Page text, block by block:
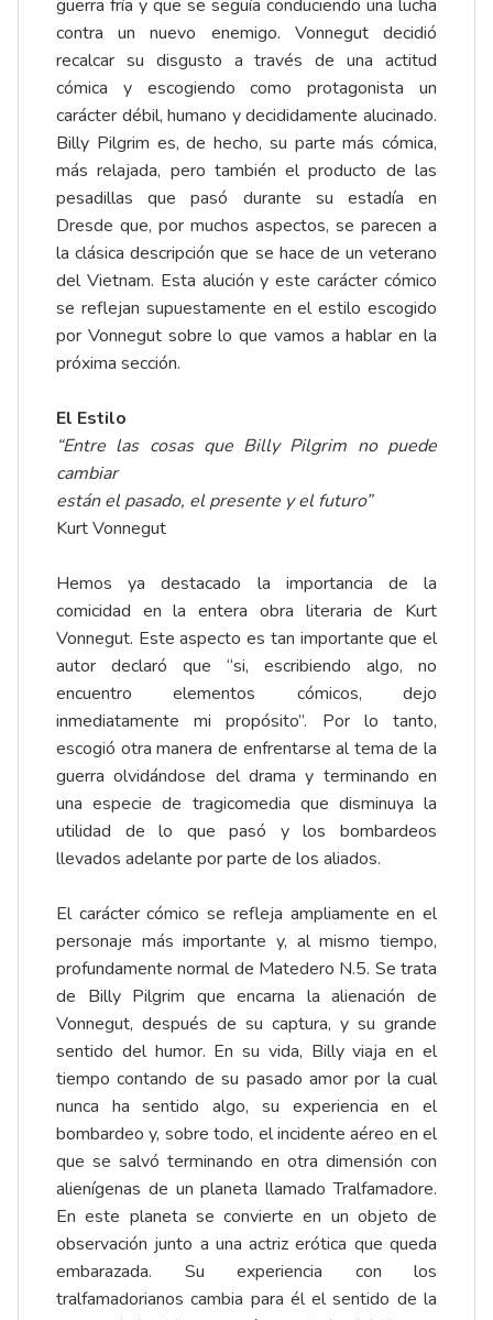
guerra fría y que se seguía conduciendo una lucha
contra un nuevo enemigo. Vonnegut decidió
recalcar su disgusto a través de una actitud
cómica y escogiendo como protagonista un
carácter débil, humano y decididamente alucinado.
Billy Pilgrim es, de hecho, su parte más cómica,
más relajada, pero también el producto de las
pesadillas que pasó durante su estadía en
Dresde que, por muchos aspectos, se parecen a
la clásica descripción que se hace de un veterano
del Vietnam. Esta alución y este carácter cómico
se reflejan supuestamente en el estilo escogido
por Vonnegut sobre lo que vamos a hablar en la
próxima sección.
El Estilo
“Entre las cosas que Billy Pilgrim no puede
cambiar
están el pasado, el presente y el futuro”
Kurt Vonnegut
Hemos ya destacado la importancia de la
comicidad en la entera obra literaria de Kurt
Vonnegut. Este aspecto es tan importante que el
autor declaró que “si, escribiendo algo, no
encuentro elementos cómicos, dejo
inmediatamente mi propósito”. Por lo tanto,
escogió otra manera de enfrentarse al tema de la
guerra olvidándose del drama y terminando en
una especie de tragicomedia que disminuya la
utilidad de lo que pasó y los bombardeos
llevados adelante por parte de los aliados.
El carácter cómico se refleja ampliamente en el
personaje más importante y, al mismo tiempo,
profundamente normal de Matedero N.5. Se trata
de Billy Pilgrim que encarna la alienación de
Vonnegut, después de su captura, y su grande
sentido del humor. En su vida, Billy viaja en el
tiempo contando de su pasado amor por la cual
nunca ha sentido algo, su experiencia en el
bombardeo y, sobre todo, el incidente aéreo en el
que se salvó terminando en otra dimensión con
alienígenas de un planeta llamado Tralfamadore.
En este planeta se convierte en un objeto de
observación junto a una actriz erótica que queda
embarazada. Su experiencia con los
tralfamadorianos cambia para él el sentido de la